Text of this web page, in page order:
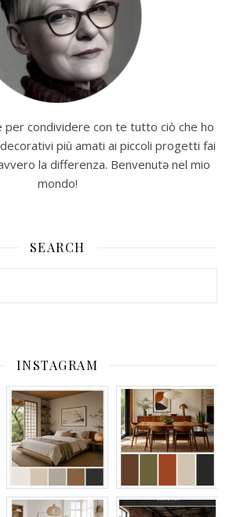
per condividere con te tutto ciò che ho
più amati ai piccoli progetti fai
la differenza. Benvenutə nel mio
mondo!
SEARCH
INSTAGRAM